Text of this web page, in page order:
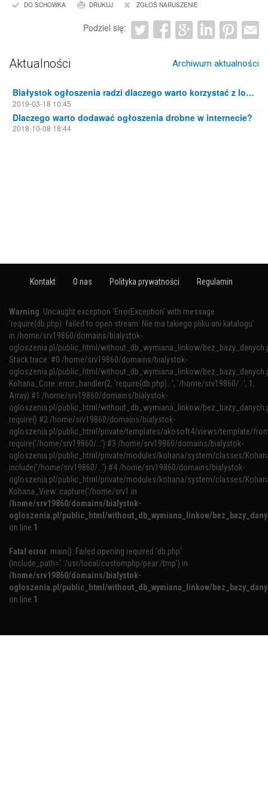
DO SCHOWKA DRUKUJ ZGŁOŚ NARUSZENIE
Podziel się:
Aktualności Archiwum aktualności
Białystok ogłoszenia radzi dlaczego warto korzystać z lokalnych portali ogłoszeniowych
2019-03-18 10:45
Dlaczego warto dodawać ogłoszenia drobne w internecie?
2018-10-08 18:44
Kontakt O nas Polityka prywatności Regulamin
Warning: Uncaught exception 'ErrorException' with message
'require(db.php): failed to open stream: Nie ma takiego pliku ani katalogu'
in /home/srv19860/domains/bialystok-
ogloszenia.pl/public_html/without_db_wymiana_linkow/
Stack trace: #0 /home/srv19860/domains/bialystok-
ogloszenia.pl/public_html/without_db_wymiana_linkow/
Kohana_Core::error_handler(2, 'require(db.php)...', '/home/srv19860/...', 1,
Array) #1 /home/srv19860/domains/bialystok-
ogloszenia.pl/public_html/without_db_wymiana_linkow/
require() #2 /home/srv19860/domains/bialystok-
ogloszenia.pl/public_html/private/templates/akosoft4/views/template/
require('/home/srv19860/...') #3 /home/srv19860/domains/bialystok-
ogloszenia.pl/public_html/private/modules/kohana/system/classes/
include('/home/srv19860/...') #4 /home/srv19860/domains/bialystok-
ogloszenia.pl/public_html/private/modules/kohana/system/classes/
Kohana_View::capture('/home/srv1 in
/home/srv19860/domains/bialystok-
ogloszenia.pl/public_html/without_db_wymiana_linkow/
on line 1
Fatal error: main(): Failed opening required 'db.php'
(include_path='.:/usr/local/customphp/pear:/tmp') in
/home/srv19860/domains/bialystok-
ogloszenia.pl/public_html/without_db_wymiana_linkow/
on line 1